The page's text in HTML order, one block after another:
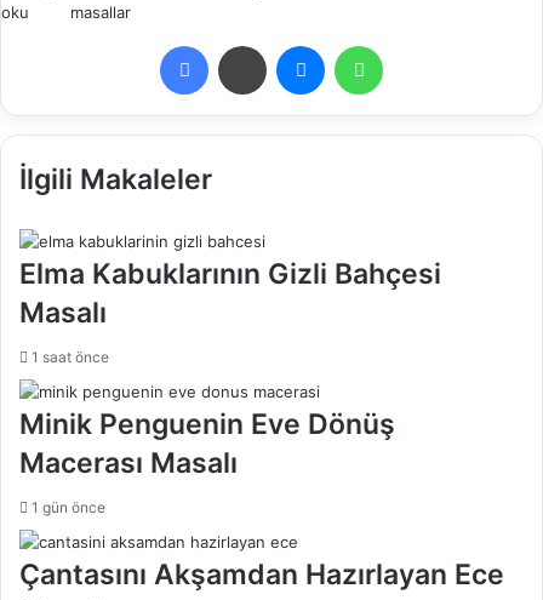
oku
masallar
FacebookSkype Messenger
İlgili Makaleler
Elma Kabuklarının Gizli Bahçesi
Masalı
1 saat önce
Minik Penguenin Eve Dönüş
Macerası Masalı
1 gün önce
Çantasını Akşamdan Hazırlayan Ece